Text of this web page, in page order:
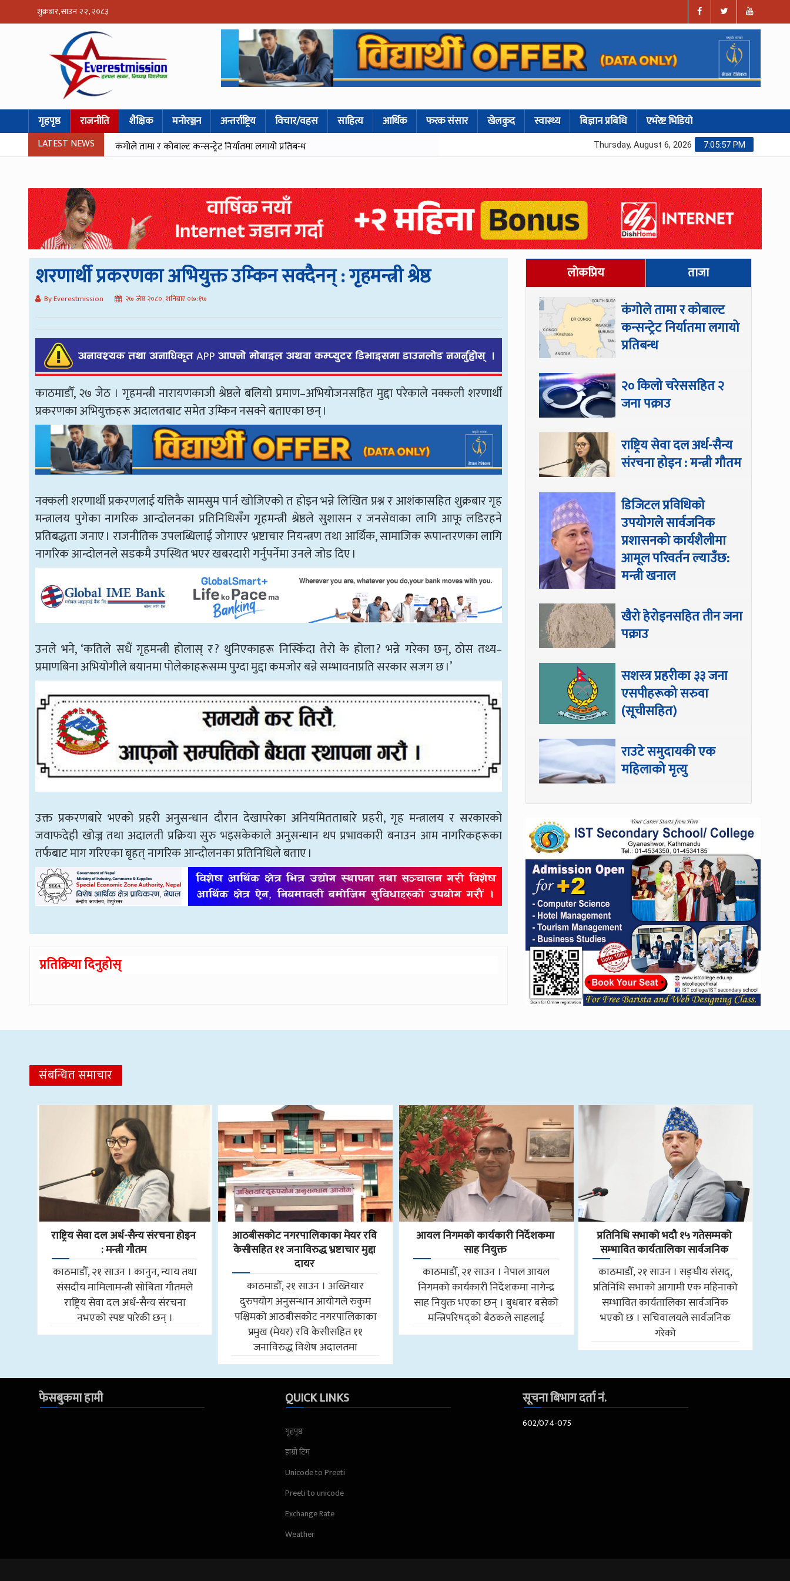
शुक्रबार, साउन २२, २०८३
गृहपृष्ठ राजनीति शैक्षिक मनोरञ्जन अन्तर्राष्ट्रिय विचार/वहस साहित्य आर्थिक फरक संसार खेलकुद स्वास्थ्य बिज्ञान प्रबिधि एभरेष्ट भिडियो
LATEST NEWS कंगोले तामा र कोबाल्ट कन्सन्ट्रेट निर्यातमा लगायो प्रतिबन्ध 7:05:58 PM
Thursday, August 6, 2026
शरणार्थी प्रकरणका अभियुक्त उम्किन सक्दैनन् : गृहमन्त्री श्रेष्ठ
By Everestmission २७ जेष्ठ २०८०, शनिबार ०७:१७
काठमाडौँ, २७ जेठ । गृहमन्त्री नारायणकाजी श्रेष्ठले बलियो प्रमाण–अभियोजनसहित मुद्दा परेकाले नक्कली शरणार्थी
प्रकरणका अभियुक्तहरू अदालतबाट समेत उम्किन नसक्ने बताएका छन् ।
नक्कली शरणार्थी प्रकरणलाई यत्तिकै सामसुम पार्न खोजिएको त होइन भन्ने लिखित प्रश्न र आशंकासहित शुक्रबार गृह
मन्त्रालय पुगेका नागरिक आन्दोलनका प्रतिनिधिसँग गृहमन्त्री श्रेष्ठले सुशासन र जनसेवाका लागि आफू लडिरहने
प्रतिबद्धता जनाए । राजनीतिक उपलब्धिलाई जोगाएर भ्रष्टाचार नियन्त्रण तथा आर्थिक, सामाजिक रूपान्तरणका लागि
नागरिक आन्दोलनले सडकमै उपस्थित भएर खबरदारी गर्नुपर्नेमा उनले जोड दिए ।
उनले भने, ‘कतिले सधैं गृहमन्त्री होलास् र ? थुनिएकाहरू निस्किँदा तेरो के होला ? भन्ने गरेका छन्, ठोस तथ्य–
प्रमाणबिना अभियोगीले बयानमा पोलेकाहरूसम्म पुग्दा मुद्दा कमजोर बन्ने सम्भावनाप्रति सरकार सजग छ ।’
उक्त प्रकरणबारे भएको प्रहरी अनुसन्धान दौरान देखापरेका अनियमितताबारे प्रहरी, गृह मन्त्रालय र सरकारको
जवाफदेही खोज्न तथा अदालती प्रक्रिया सुरु भइसकेकाले अनुसन्धान थप प्रभावकारी बनाउन आम नागरिकहरूका
तर्फबाट माग गरिएका बृहत् नागरिक आन्दोलनका प्रतिनिधिले बताए ।
प्रतिक्रिया दिनुहोस्
लोकप्रिय ताजा
कंगोले तामा र कोबाल्ट
कन्सन्ट्रेट निर्यातमा लगायो
प्रतिबन्ध
२० किलो चरेससहित २
जना पक्राउ
राष्ट्रिय सेवा दल अर्ध-सैन्य
संरचना होइन : मन्त्री गौतम
डिजिटल प्रविधिको
उपयोगले सार्वजनिक
प्रशासनको कार्यशैलीमा
आमूल परिवर्तन ल्याउँछ:
मन्त्री खनाल
खैरो हेरोइनसहित तीन जना
पक्राउ
सशस्त्र प्रहरीका ३३ जना
एसपीहरूको सरुवा
(सूचीसहित)
राउटे समुदायकी एक
महिलाको मृत्यु
संबन्धित समाचार
राष्ट्रिय सेवा दल अर्ध-सैन्य संरचना होइन
: मन्त्री गौतम
काठमाडौँ, २१ साउन । कानुन, न्याय तथा
संसदीय मामिलामन्त्री सोबिता गौतमले
राष्ट्रिय सेवा दल अर्ध-सैन्य संरचना
नभएको स्पष्ट पारेकी छन् ।
आठबीसकोट नगरपालिकाका मेयर रवि
केसीसहित ११ जनाविरुद्ध भ्रष्टाचार मुद्दा
दायर
काठमाडौँ, २१ साउन । अख्तियार
दुरुपयोग अनुसन्धान आयोगले रुकुम
पश्चिमको आठबीसकोट नगरपालिकाका
प्रमुख (मेयर) रवि केसीसहित ११
जनाविरुद्ध विशेष अदालतमा
आयल निगमको कार्यकारी निर्देशकमा
साह नियुक्त
काठमाडौँ, २१ साउन । नेपाल आयल
निगमको कार्यकारी निर्देशकमा नागेन्द्र
साह नियुक्त भएका छन् । बुधबार बसेको
मन्त्रिपरिषद्को बैठकले साहलाई
प्रतिनिधि सभाको भदौ १५ गतेसम्मको
सम्भावित कार्यतालिका सार्वजनिक
काठमाडौँ, २१ साउन । सङ्घीय संसद्,
प्रतिनिधि सभाको आगामी एक महिनाको
सम्भावित कार्यतालिका सार्वजनिक
भएको छ । सचिवालयले सार्वजनिक
गरेको
फेसबुकमा हामी QUICK LINKS
गृहपृष्ठ
हाम्रो टिम
Unicode to Preeti
Preeti to unicode
Exchange Rate
Weather
सूचना बिभाग दर्ता नं.
602/074-075